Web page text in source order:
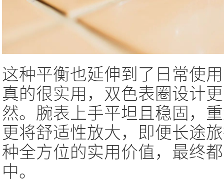
这种平衡也延伸到了日常使
真的很实用，双色表圈设计
然。腕表上手平坦且稳固，
更将舒适性放大，即便长途
种全方位的实用价值，最终
中。